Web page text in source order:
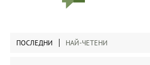
ПОСЛЕДНИ НАЙ-ЧЕТЕНИ